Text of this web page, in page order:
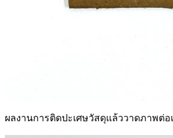
ผลงานการติดปะเศษวัสดุแล้ววาดภาพต่